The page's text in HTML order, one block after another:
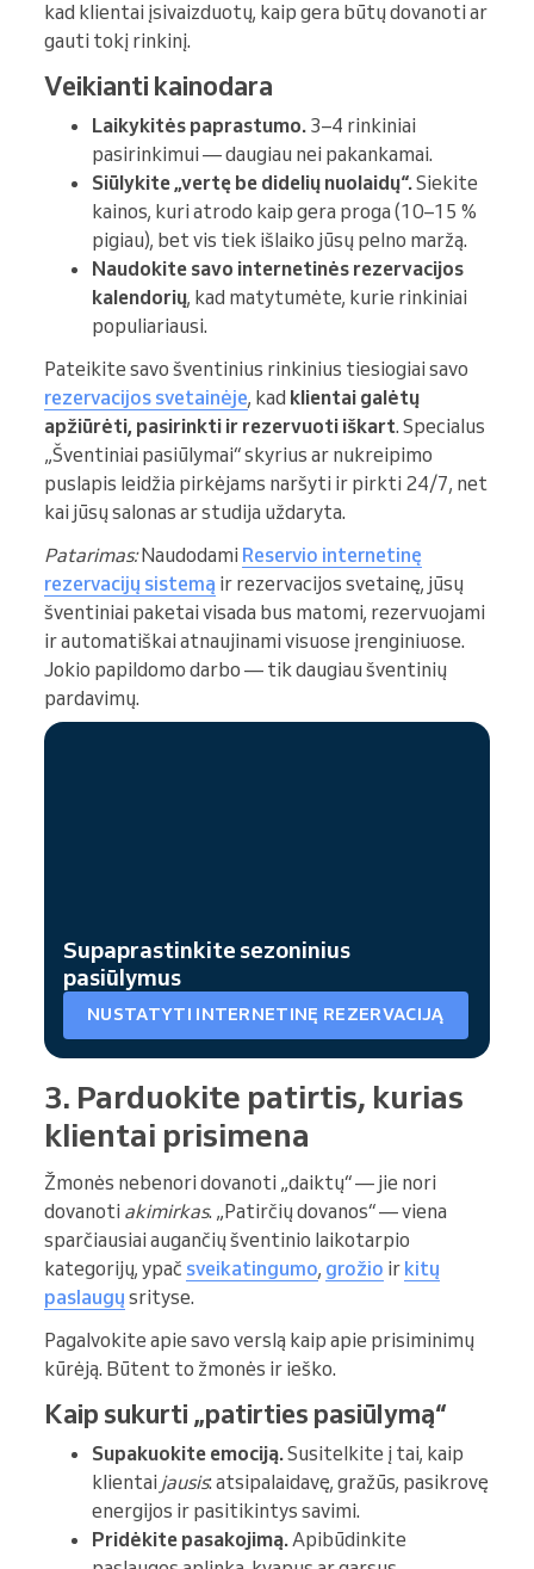
kad klientai įsivaizduotų, kaip gera būtų dovanoti ar
gauti tokį rinkinį.
Veikianti kainodara
Laikykitės paprastumo. 3–4 rinkiniai
pasirinkimui — daugiau nei pakankamai.
Siūlykite „vertę be didelių nuolaidų“.Siekite
kainos, kuri atrodo kaip gera proga (10–15 %
pigiau), bet vis tiek išlaiko jūsų pelno maržą.
Naudokite savo internetinės rezervacijos
kalendorių, kad matytumėte, kurie rinkiniai
populiariausi.
Pateikite savo šventinius rinkinius tiesiogiai savo
rezervacijos svetainėje, kad klientai galėtų
apžiūrėti, pasirinkti ir rezervuoti iškart. Specialus
„Šventiniai pasiūlymai“ skyrius ar nukreipimo
puslapis leidžia pirkėjams naršyti ir pirkti 24/7, net
kai jūsų salonas ar studija uždaryta.
Patarimas:Naudodami Reservio internetinę
rezervacijų sistemą ir rezervacijos svetainę, jūsų
šventiniai paketai visada bus matomi, rezervuojami
ir automatiškai atnaujinami visuose įrenginiuose.
Jokio papildomo darbo — tik daugiau šventinių
pardavimų.
Supaprastinkite sezoninius
pasiūlymus
NUSTATYTI INTERNETINĘ REZERVACIJĄ
3. Parduokite patirtis, kurias
klientai prisimena
Žmonės nebenori dovanoti „daiktų“ — jie nori
dovanoti akimirkas. „Patirčių dovanos“ — viena
sparčiausiai augančių šventinio laikotarpio
kategorijų, ypač sveikatingumo, grožio ir kitų
paslaugų srityse.
Pagalvokite apie savo verslą kaip apie prisiminimų
kūrėją. Būtent to žmonės ir ieško.
Kaip sukurti „patirties pasiūlymą“
Supakuokite emociją.Susitelkite į tai, kaip
klientai jausis: atsipalaidavę, gražūs, pasikrovę
energijos ir pasitikintys savimi.
Pridėkite pasakojimą. Apibūdinkite